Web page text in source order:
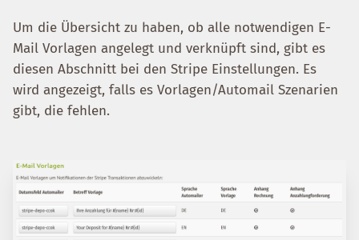
Um die Übersicht zu haben, ob alle notwendigen E-
Mail Vorlagen angelegt und verknüpft sind, gibt es
diesen Abschnitt bei den Stripe Einstellungen. Es
wird angezeigt, falls es Vorlagen/Automail Szenarien
gibt, die fehlen.